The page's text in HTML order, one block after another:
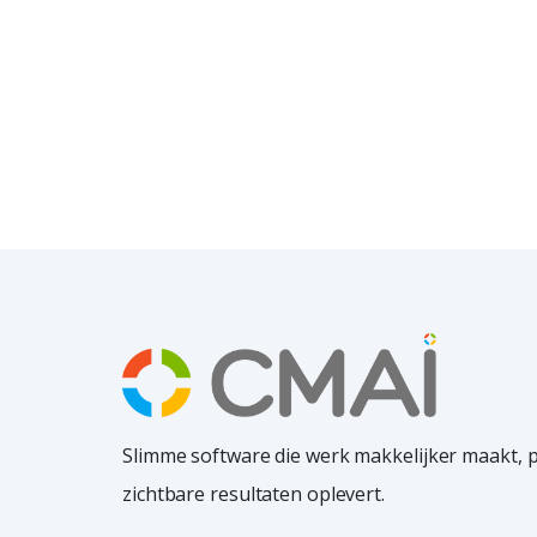
Slimme software die werk makkelijker maakt,
zichtbare resultaten oplevert.